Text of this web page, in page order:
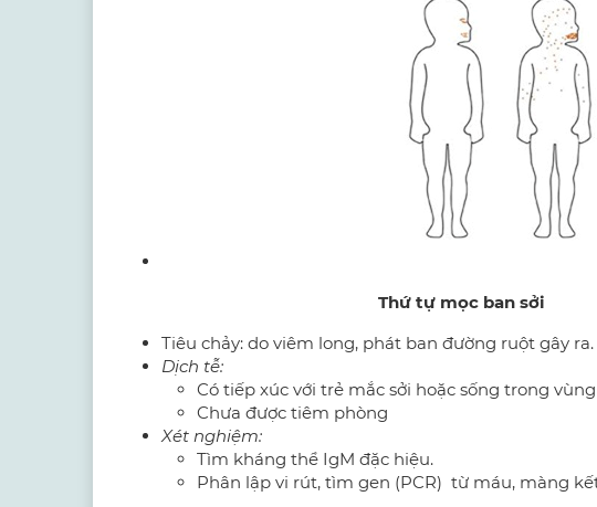
Thứ tự mọc ban sởi
Tiêu chảy: do viêm long, phát ban đường ruột gây ra.
Dịch tễ:
Có tiếp xúc với trẻ mắc sởi hoặc sống trong
Chưa được tiêm phòng
Xét nghiệm:
Tìm kháng thể IgM đặc hiệu.
Phân lập vi rút, tìm gen (PCR) từ máu, màng